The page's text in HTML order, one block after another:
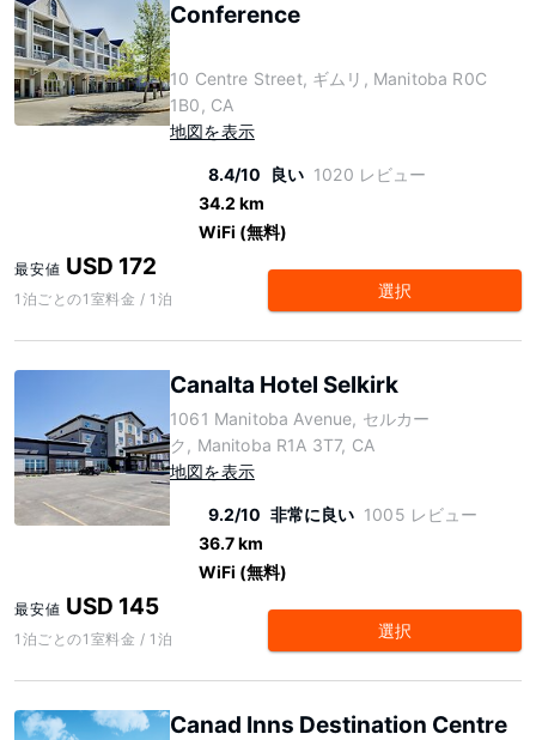
Conference
10 Centre Street, ギムリ, Manitoba R0C
1B0, CA
地図を表示
8.4/10 良い 1020 レビュー
34.2 km
WiFi (無料)
最安値 USD 172
1泊ごとの1室料金 / 1泊 選択
Canalta Hotel Selkirk
1061 Manitoba Avenue, セルカー
ク, Manitoba R1A 3T7, CA
地図を表示
9.2/10 非常に良い 1005 レビュー
36.7 km
WiFi (無料)
最安値 USD 145
1泊ごとの1室料金 / 1泊 選択
Canad Inns Destination Centre